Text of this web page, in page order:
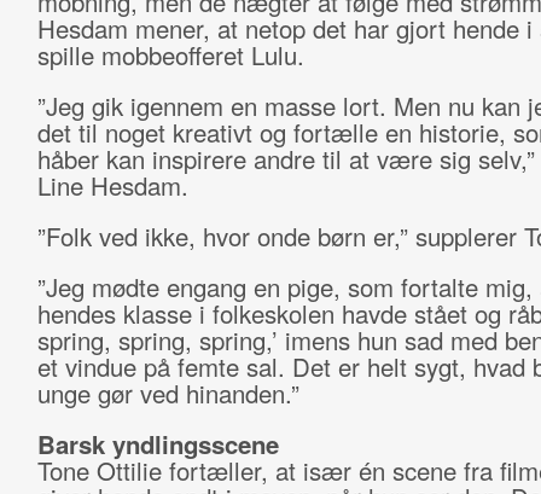
Hesdam mener, at netop det har gjort hende
spille mobbeofferet Lulu.
”Jeg gik igennem en masse lort. Men nu kan
det til noget kreativt og fortælle en historie,
håber kan inspirere andre til at være sig
Line Hesdam.
”Folk ved ikke, hvor onde børn er,” supplerer
”Jeg mødte engang en pige, som fortalte mig,
hendes klasse i folkeskolen havde stået og
spring, spring, spring,’ imens hun sad med
et vindue på femte sal. Det er helt sygt, hvad
unge gør ved hinanden.”
Barsk yndlingsscene
Tone Ottilie fortæller, at især én scene fra